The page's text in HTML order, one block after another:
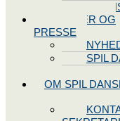
NYHEDER OG
PRESSE
SPIL
OM SPIL